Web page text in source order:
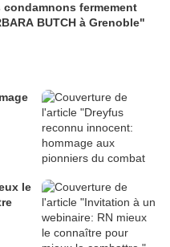
fermement
BUTCH à Grenoble"
le